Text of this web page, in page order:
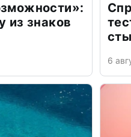
из знаков
6